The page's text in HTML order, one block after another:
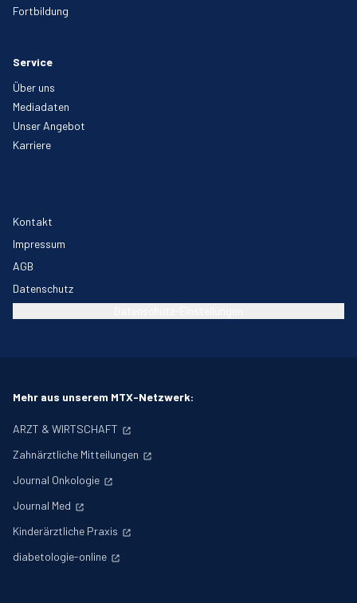
Fortbildung
Service
Über uns
Mediadaten
Unser Angebot
Karriere
Kontakt
Impressum
AGB
Datenschutz
Mehr aus unserem MTX-Netzwerk:
ARZT & WIRTSCHAFT
Zahnärztliche Mitteilungen
Journal Onkologie
Journal Med
Kinderärztliche Praxis
diabetologie-online